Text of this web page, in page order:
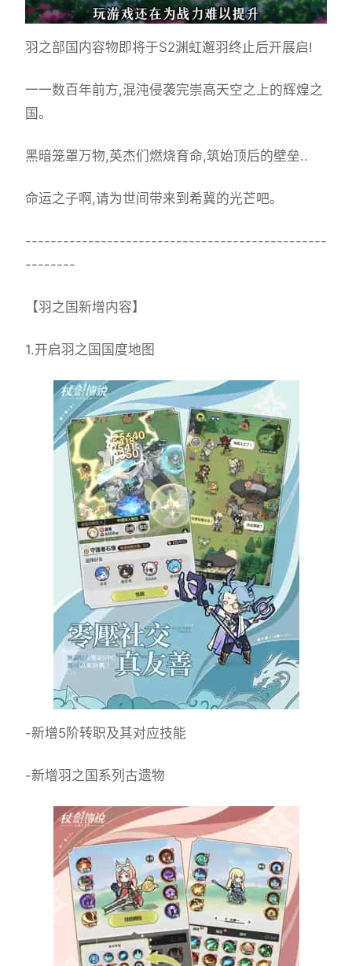
羽之部国内容物即将于S2渊虹邂羽终止后开展启!
一一数百年前方,混沌侵袭完崇高天空之上的辉煌之
国。
黑暗笼罩万物,英杰们燃烧育命,筑始顶后的壁垒..
命运之子啊,请为世间带来到希冀的光芒吧。
------------------------------------------------
--------
【羽之国新增内容】
1.开启羽之国国度地图
-新增5阶转职及其对应技能
-新增羽之国系列古遗物